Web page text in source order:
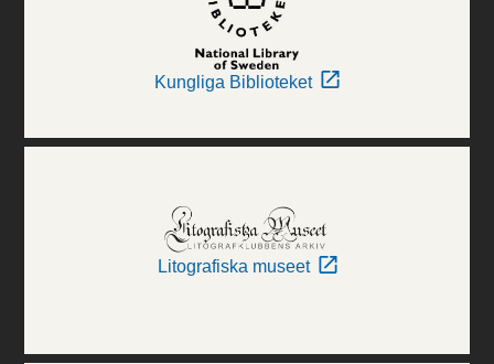
Kungliga Biblioteket
Litografiska museet